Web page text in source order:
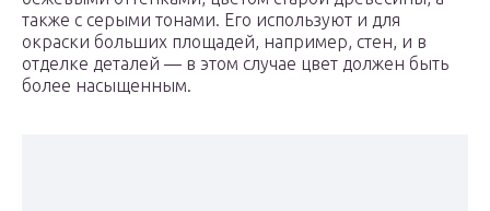
также с серыми тонами. Его используют и для
окраски больших площадей, например, стен, и в
отделке деталей — в этом случае цвет должен быть
более насыщенным.